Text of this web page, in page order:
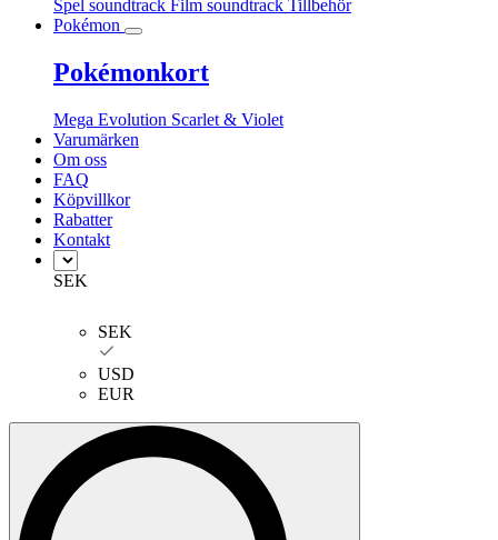
Spel soundtrack Film soundtrack Tillbehör
Pokémon
Pokémonkort
Mega Evolution Scarlet & Violet
Varumärken
Om oss
FAQ
Köpvillkor
Rabatter
Kontakt
SEK
SEK
USD
EUR